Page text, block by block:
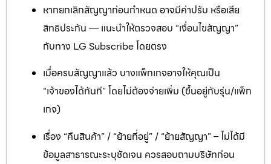
หากยกเลิกสัญญาก่อนกำหนด อาจมีค่าปรับ หรือเสีย
สิทธิประกัน — แนะนำให้ตรวจสอบ “เงื่อนไขสัญญา”
กับทาง LG Subscribe โดยตรง
เมื่อครบสัญญาแล้ว บางแพ็กเกจอาจให้คุณเป็น
“เจ้าของได้ทันที” โดยไม่ต้องจ่ายเพิ่ม (ขึ้นอยู่กับรุ่น/แพ็ก
เกจ)
เรื่อง “คืนสินค้า” / “ย้ายที่อยู่” / “ย้ายสัญญา” – ไม่ได้มี
ข้อมูลสาธารณะระบุชัดเจน ควรสอบถามบริษัทก่อน